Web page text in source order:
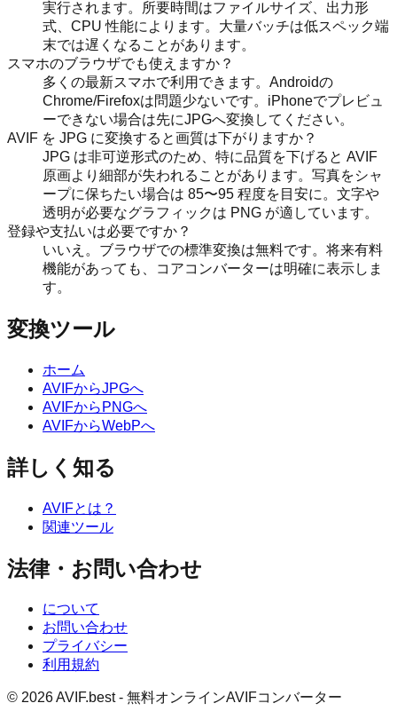
実行されます。所要時間はファイルサイズ、出力形
式、CPU 性能によります。大量バッチは低スペック端
末では遅くなることがあります。
スマホのブラウザでも使えますか？
多くの最新スマホで利用できます。Androidの
Chrome/Firefoxは問題少ないです。iPhoneでプレビュ
ーできない場合は先にJPGへ変換してください。
AVIF を JPG に変換すると画質は下がりますか？
JPG は非可逆形式のため、特に品質を下げると AVIF
原画より細部が失われることがあります。写真をシャ
ープに保ちたい場合は 85〜95 程度を目安に。文字や
透明が必要なグラフィックは PNG が適しています。
登録や支払いは必要ですか？
いいえ。ブラウザでの標準変換は無料です。将来有料
機能があっても、コアコンバーターは明確に表示しま
す。
変換ツール
ホーム
AVIFからJPGへ
AVIFからPNGへ
AVIFからWebPへ
詳しく知る
AVIFとは？
関連ツール
法律・お問い合わせ
について
お問い合わせ
プライバシー
利用規約
© 2026 AVIF.best - 無料オンラインAVIFコンバーター